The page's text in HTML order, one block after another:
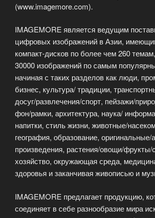
(www.imagemore.com).
IMAGEMORE является ведущим
цифровых изображений в Азии,
компакт-дисков по более чем 260
30000 изображений по самым
начиная с таких разделов как люди,
бизнес, культура/ традиции,
досуг/развлечения/спорт, пейзажи/
фон/рамки, архитектура, наука/
напитки, стиль жизни, животные/
география, образование, оригинальные/
произведения, растения/овощи/фрукты/
хозяйство, окружающая среда,
здоровья и заканчивая живописью и
IMAGEMORE предлагает продукцию,
соединяет в себе разнообразие мира